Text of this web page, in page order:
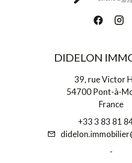
DIDELON
39, rue Victor
54700 Pont-à-
France
+33 3 83 81
-